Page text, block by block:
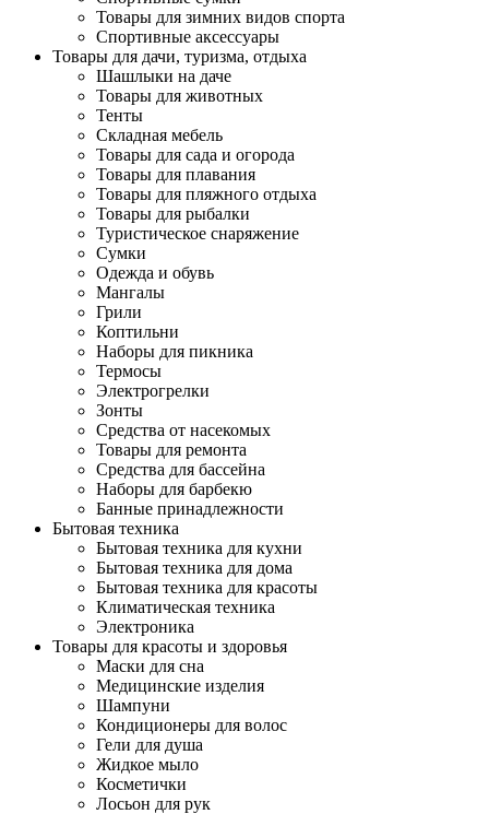
Товары для зимних видов спорта
Спортивные аксессуары
Товары для дачи, туризма, отдыха
Шашлыки на даче
Товары для животных
Тенты
Складная мебель
Товары для сада и огорода
Товары для плавания
Товары для пляжного отдыха
Товары для рыбалки
Туристическое снаряжение
Сумки
Одежда и обувь
Мангалы
Грили
Коптильни
Наборы для пикника
Термосы
Электрогрелки
Зонты
Средства от насекомых
Товары для ремонта
Средства для бассейна
Наборы для барбекю
Банные принадлежности
Бытовая техника
Бытовая техника для кухни
Бытовая техника для дома
Бытовая техника для красоты
Климатическая техника
Электроника
Товары для красоты и здоровья
Маски для сна
Медицинские изделия
Шампуни
Кондиционеры для волос
Гели для душа
Жидкое мыло
Косметички
Лосьон для рук